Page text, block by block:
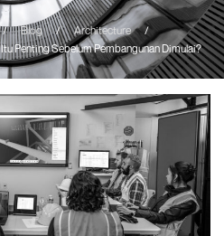
/ Blog / Architecture
/
Penting Sebelum Pembangunan Dimulai?